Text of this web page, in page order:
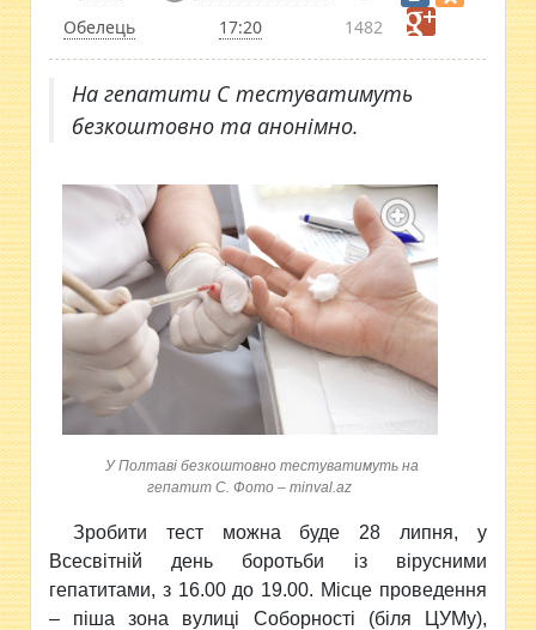
Обелець
17:20
1482
На гепатити С тестуватимуть
безкоштовно та анонімно.
У Полтаві безкоштовно тестуватимуть на
гепатит С. Фото – minval.az
Зробити тест можна буде 28 липня, у
Всесвітній день боротьби із вірусними
гепатитами,з 16.00 до 19.00. Місце проведення
– піша зона вулиці Соборності (біля ЦУМу),